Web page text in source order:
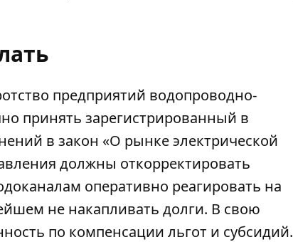
предприятий водопроводно-
принять зарегистрированный в
в закон «О рынке электрической
должны откорректировать
оперативно реагировать на
не накапливать долги. В свою
по компенсации льгот и субсидий.